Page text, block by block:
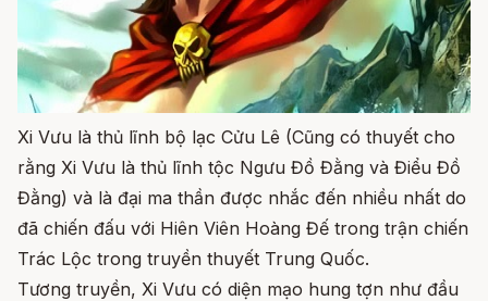
Xi Vưu là thủ lĩnh bộ lạc Cửu Lê (Cũng có thuyết cho
rằng Xi Vưu là thủ lĩnh tộc Ngưu Đồ Đằng và Điểu Đồ
Đằng) và là đại ma thần được nhắc đến nhiều nhất do
đã chiến đấu với Hiên Viên Hoàng Đế trong trận chiến
Trác Lộc trong truyền thuyết Trung Quốc.
Tương truyền, Xi Vưu có diện mạo hung tợn như đầu